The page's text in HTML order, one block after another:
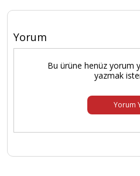
Yorum
Bu ürüne henüz yorum
yazmak
Yorum